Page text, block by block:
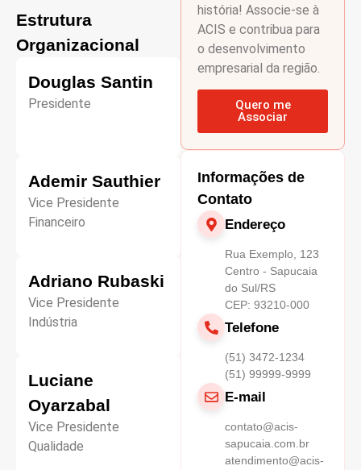
Estrutura
Organizacional
Douglas Santin
Presidente
Ademir Sauthier
Vice Presidente
Financeiro
Adriano Rubaski
Vice Presidente
Indústria
Luciane
Oyarzabal
Vice Presidente
Qualidade
história! Associe-se à
ACIS e contribua para
o desenvolvimento
empresarial da região.
Quero me
Associar
Informações de
Contato
Endereço
Rua Exemplo, 123
Centro - Sapucaia
do Sul/RS
CEP: 93210-000
Telefone
(51) 3472-1234
(51) 99999-9999
E-mail
contato@acis-
sapucaia.com.br
atendimento@acis-